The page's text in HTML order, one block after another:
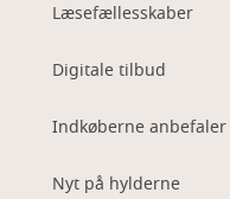
Læsefællesskaber
Digitale tilbud
Indkøberne anbefaler
Nyt på hylderne